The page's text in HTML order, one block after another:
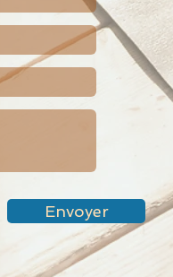
Envoyer